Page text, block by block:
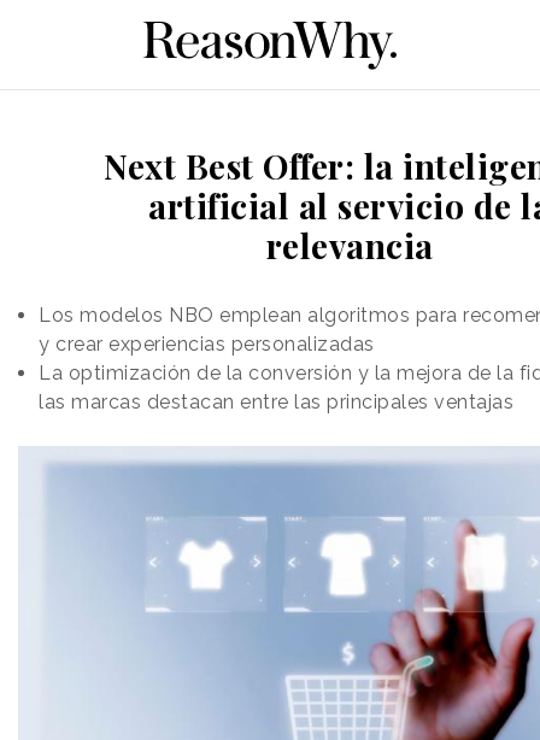
Next Best Offer: la
artificial al servicio de
relevancia
Los modelos NBO emplean algoritmos para
y crear experiencias personalizadas
La optimización de la conversión y la mejora de la
las marcas destacan entre las principales ventajas